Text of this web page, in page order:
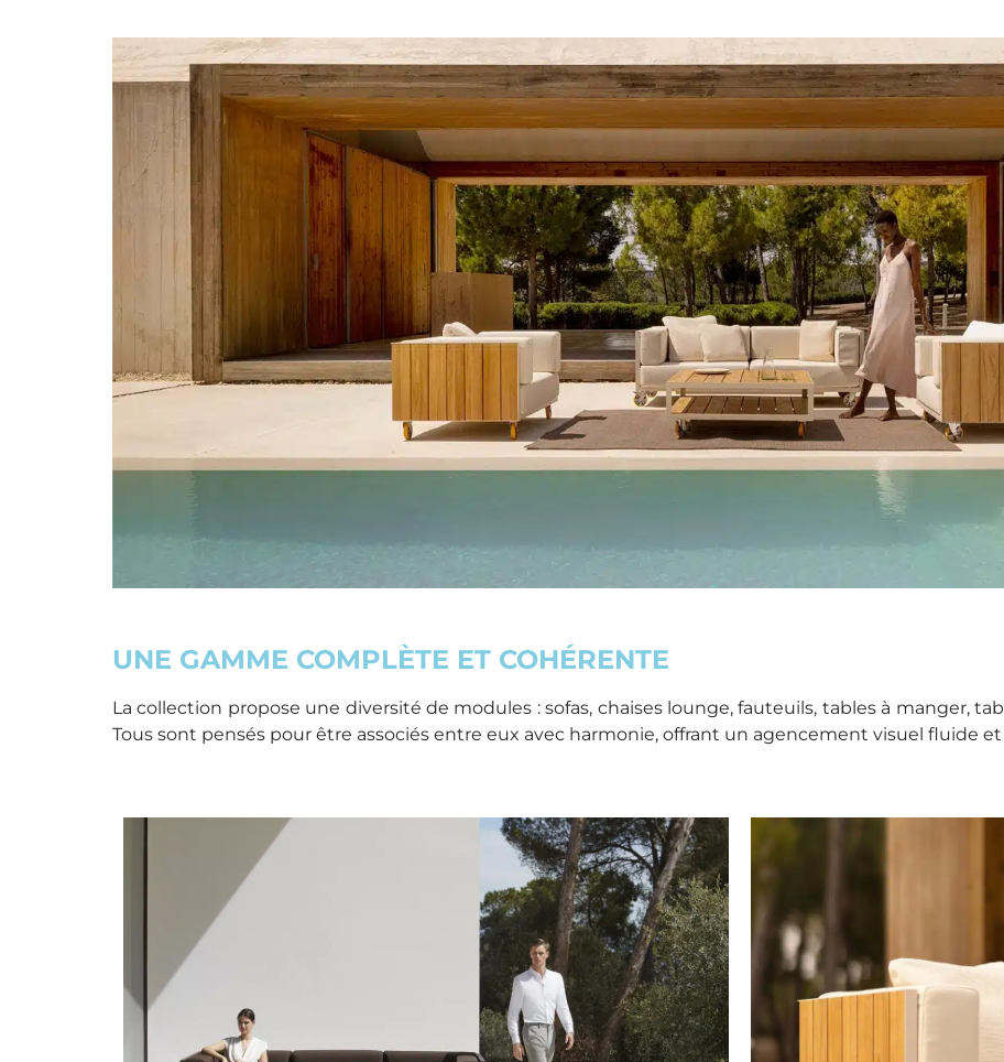
UNE GAMME COMPLÈTE ET COHÉRENTE
La collection propose une diversité de modules : sofas, chaises lounge, fauteuils, tables à manger,
Tous sont pensés pour être associés entre eux avec harmonie, offrant un agencement visuel fluide